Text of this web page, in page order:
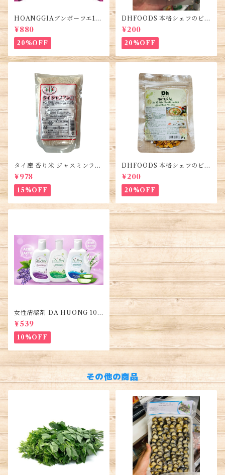
HOANGGIAブンボーフエ12
0g (5袋)・Bún Bò Huế
¥880
20%OFF
DHFOODS 本格シェフのビー
フフォーのセット・Gia Vị Ph
ở Bò Sài Gòn
¥200
20%OFF
タイ産 香り米 ジャスミンライ
ス450g (2袋)・Thai Jasmine
Rice・Gao Thai
¥978
15%OFF
DHFOODS 本格シェフのビー
フフォーのセット・Gia Vị Ph
ở Bò Hà Nội
¥200
20%OFF
女性清潔剤 DA HUONG 100
ml 1本・Women's Cleanse
r・Dung dịch vệ sinh phụ n
ữ
¥539
10%OFF
その他の商品